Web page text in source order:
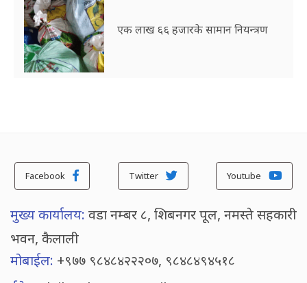
एक लाख ६६ हजारके सामान नियन्त्रण
Facebook Twitter Youtube
मुख्य कार्यालय: वडा नम्बर ८, शिबनगर पूल, नमस्ते सहकारी
भवन, कैलाली
मोबाईल: +९७७ ९८४८४२२२०७, ९८४८४९४५१८